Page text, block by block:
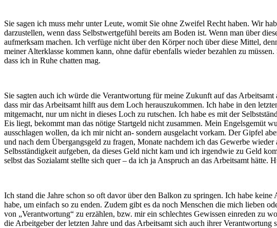
Sie sagen ich muss mehr unter Leute, womit Sie ohne Zweifel Recht haben. Wir
darzustellen, wenn dass Selbstwertgefühl bereits am Boden ist. Wenn man über
aufmerksam machen. Ich verfüge nicht über den Körper noch über diese Mittel,
meiner Alterklasse kommen kann, ohne dafür ebenfalls wieder bezahlen zu
dass ich in Ruhe chatten mag.
Sie sagten auch ich würde die Verantwortung für meine Zukunft auf das
dass mir das Arbeitsamt hilft aus dem Loch herauszukommen. Ich habe in den
mitgemacht, nur um nicht in dieses Loch zu rutschen. Ich habe es mit der
Eis liegt, bekommt man das nötige Startgeld nicht zusammen. Mein Engelsgemüt
ausschlagen wollen, da ich mir nicht an- sondern ausgelacht vorkam. Der Gipfel
und nach dem Übergangsgeld zu fragen, Monate nachdem ich das Gewerbe
Selbsständigkeit aufgeben, da dieses Geld nicht kam und ich irgendwie zu Geld
selbst das Sozialamt stellte sich quer – da ich ja Anspruch an das Arbeitsamt hätte.
Ich stand die Jahre schon so oft davor über den Balkon zu springen. Ich habe
habe, um einfach so zu enden. Zudem gibt es da noch Menschen die mich lieben
von „Verantwortung“ zu erzählen, bzw. mir ein schlechtes Gewissen einreden zu
die Arbeitgeber der letzten Jahre und das Arbeitsamt sich auch ihrer Verantwortung